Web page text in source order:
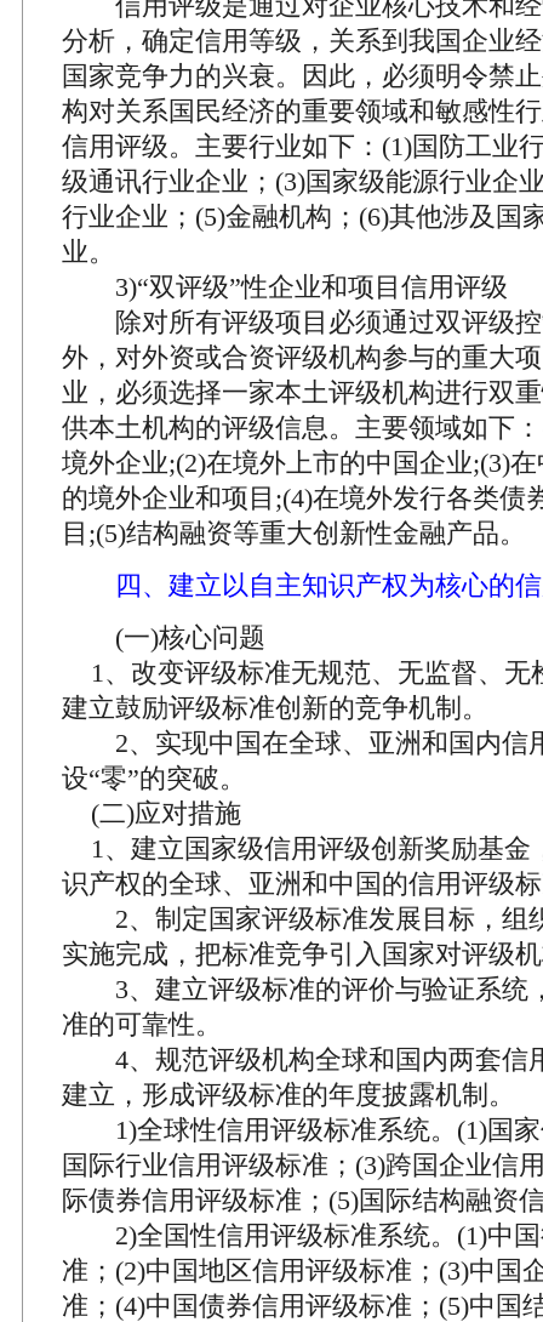
分析，确定信用等级，关系到我国企业
国家竞争力的兴衰。因此，必须明令禁
构对关系国民经济的重要领域和敏感性
信用评级。主要行业如下：(1)国防工业
级通讯行业企业；(3)国家级能源行业企
行业企业；(5)金融机构；(6)其他涉及国
业。
3)“双评级”性企业和项目信用评级
除对所有评级项目必须通过双评级控
外，对外资或合资评级机构参与的重大
业，必须选择一家本土评级机构进行双
供本土机构的评级信息。主要领域如下
境外企业;(2)在境外上市的中国企业;(3)
的境外企业和项目;(4)在境外发行各类债
目;(5)结构融资等重大创新性金融产品。
四、建立以自主知识产权为核心的
(一)核心问题
1、改变评级标准无规范、无监督、无
建立鼓励评级标准创新的竞争机制。
2、实现中国在全球、亚洲和国内信
设“零”的突破。
(二)应对措施
1、建立国家级信用评级创新奖励基金
识产权的全球、亚洲和中国的信用评级
2、制定国家评级标准发展目标，组
实施完成，把标准竞争引入国家对评级
3、建立评级标准的评价与验证系统
准的可靠性。
4、规范评级机构全球和国内两套信
建立，形成评级标准的年度披露机制。
1)全球性信用评级标准系统。(1)国家
国际行业信用评级标准；(3)跨国企业信
际债券信用评级标准；(5)国际结构融资
2)全国性信用评级标准系统。(1)中国
准；(2)中国地区信用评级标准；(3)中国
准；(4)中国债券信用评级标准；(5)中国